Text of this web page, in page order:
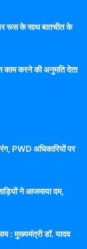
रूस के साथ बातचीत के
काम करने की अनुमति देता
PWD अधिकारियों पर
ने आजमाया दम,
: मुख्यमंत्री डॉ. यादव